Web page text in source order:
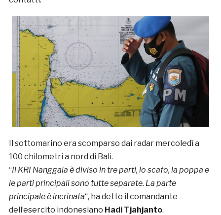
Il sottomarino era scomparso dai radar mercoledì a
100 chilometri a nord di Bali.
“Il KRI Nanggala è diviso in tre parti, lo scafo, la poppa e
le parti principali sono tutte separate. La parte
principale è incrinata“, ha detto il comandante
dell’esercito indonesiano Hadi Tjahjanto.